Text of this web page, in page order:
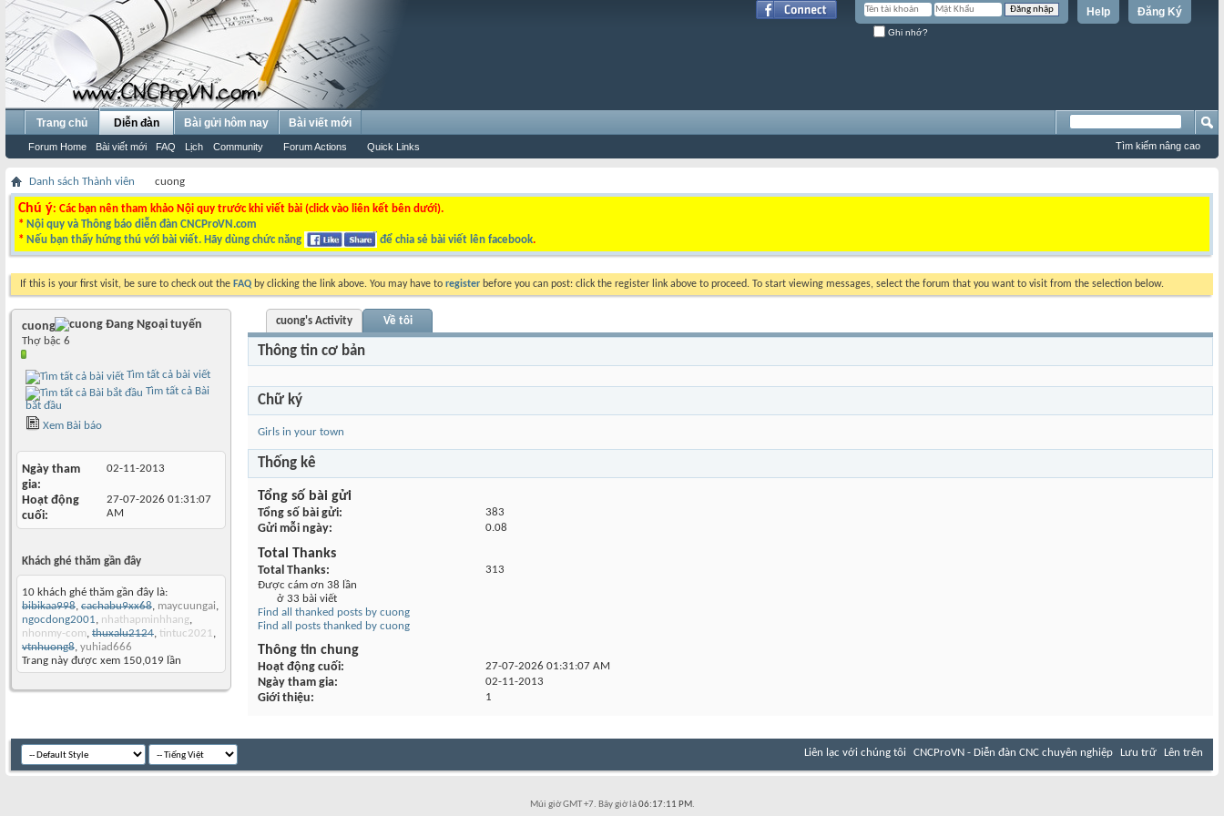
Đăng Ký
Help
Ghi nhớ?
Trang chủ Diễn đàn
Forum Home Bài viết mới FAQ Lịch Community Forum Actions Quick Links
Bài gửi hôm nay Bài viết mới
Tìm kiếm nâng cao
Danh sách Thành viên cuong
Chú ý: Các bạn nên tham khảo Nội quy trước khi viết bài (click vào liên kết bên dưới).
* Nội quy và Thông báo diễn đàn CNCProVN.com
* Nếu bạn thấy hứng thú với bài viết. Hãy dùng chức năng để chia sẻ bài viết lên facebook.
If this is your first visit, be sure to check out the FAQ by clicking the link above. You may have to register before you can post: click the register link above to proceed. To start viewing messages, select the forum that you want to visit from the selection below.
cuong
Thợ bậc 6
Tìm tất cả bài viết
Tìm tất cả Bài
bắt đầu
Xem Bài báo
Ngày tham
gia
02-11-2013
Hoạt động
cuối
27-07-2026 01:31:07
AM
Khách ghé thăm gần đây
10 khách ghé thăm gần đây là:
bibikaa998, cachabu9xx68, maycuungai,
ngocdong2001, nhathapminhhang,
nhonmy-com, thuxalu2124, tintuc2021,
vtnhuong8, yuhiad666
Trang này được xem 150,019 lần
cuong's Activity Về tôi
Thông tin cơ bản
Chữ ký
Girls in your town
Thống kê
Tổng số bài gửi
Tổng số bài gửi 383
Gửi mỗi ngày 0.08
Total Thanks
Total Thanks
313
Được cám ơn 38 lần
ở 33 bài viết
Find all thanked posts by cuong
Find all posts thanked by cuong
Thông tin chung
Hoạt động cuối 27-07-2026 01:31:07 AM
Ngày tham gia 02-11-2013
Giới thiệu 1
Liên lạc với chúng tôi CNCProVN - Diễn đàn CNC chuyên nghiệp Lưu trữ Lên trên
Múi giờ GMT +7. Bây giờ là06:17:11 PM.